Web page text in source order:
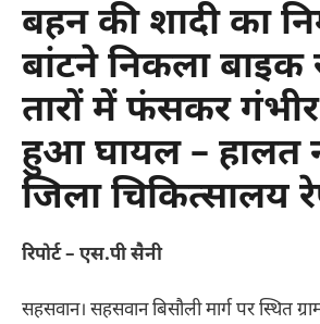
बहन की शादी का
बांटने निकला बाइक
तारों में फंसकर
हुआ घायल – हालत
जिला चिकित्सालय
रिपोर्ट – एस.पी सैनी
सहसवान। सहसवान बिसौली मार्ग पर स्थित